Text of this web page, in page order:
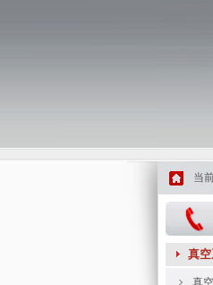
当
真
真